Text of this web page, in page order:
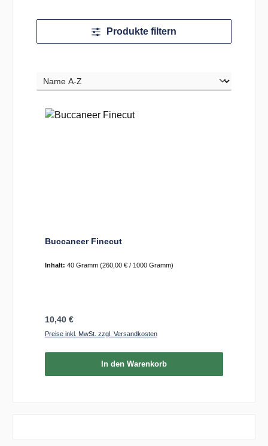
Produkte filtern
Buccaneer Finecut
Inhalt: 40 Gramm (260,00 € / 1000 Gramm)
Regulärer Preis:
10,40 €
Preise inkl. MwSt. zzgl. Versandkosten
In den Warenkorb